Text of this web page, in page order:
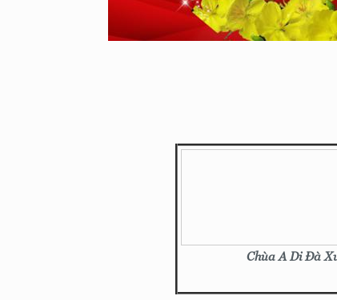
Chùa A Di Đà